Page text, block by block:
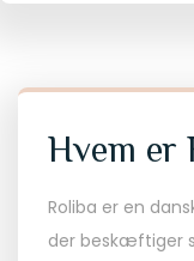
Hvem er
Roliba er en
der beskæftiger